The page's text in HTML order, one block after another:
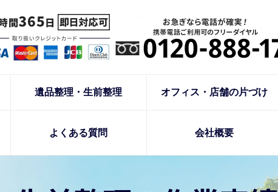
遺品整理・生前整理 オフィス・店舗の片づけ
よくある質問 会社概要